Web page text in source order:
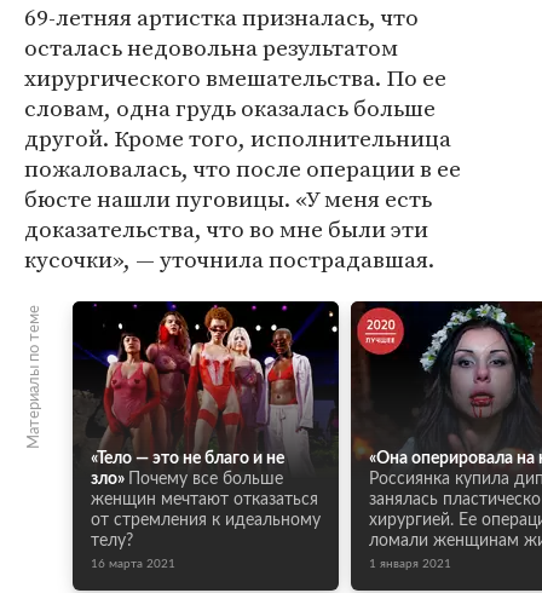
69-летняя артистка призналась, что
осталась недовольна результатом
хирургического вмешательства. По ее
словам, одна грудь оказалась больше
другой. Кроме того, исполнительница
пожаловалась, что после операции в ее
бюсте нашли пуговицы. «У меня есть
доказательства, что во мне были эти
кусочки», — уточнила пострадавшая.
Материалы по теме
«Тело — это не благо и не
зло»
Почему все больше
женщин мечтают отказаться
от стремления к идеальному
телу?
16 марта 2021
«Она оперировала на
Россиянка купила
занялась
хирургией. Ее
ломали женщинам
1 января 2021